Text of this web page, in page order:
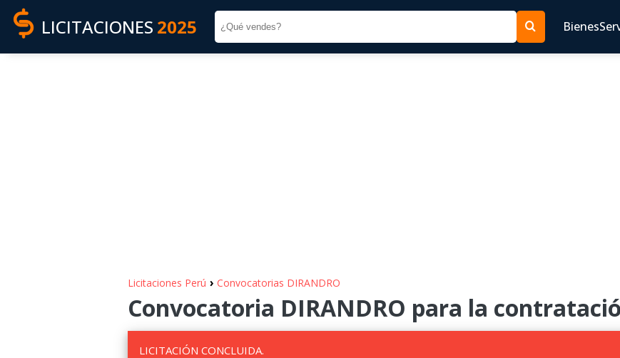
LICITACIONES 2025 Bienes
Licitaciones Perú › Convocatorias DIRANDRO
Convocatoria DIRANDRO para la
LICITACIÓN CONCLUIDA.